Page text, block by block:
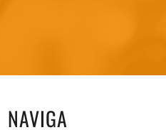
NAVIGA